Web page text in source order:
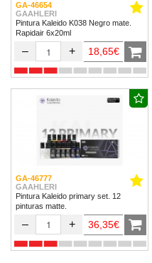
GA-46654
GAAHLERI
Pintura Kaleido K038 Negro mate.
Rapidair 6x20ml
– + 18,65€
GA-46777
GAAHLERI
Pintura Kaleido primary set. 12
pinturas matte.
– + 36,35€